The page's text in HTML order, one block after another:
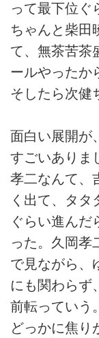
って最下位ぐ
ちゃんと柴田
て、無茶苦茶
ールやったか
そしたら次健
面白い展開が
すごいありま
孝二なんて、
く出て、タタ
ぐらい進んだ
った。久岡孝
で見ながら、
にも関わらず
前転っていう
どっかに焦り